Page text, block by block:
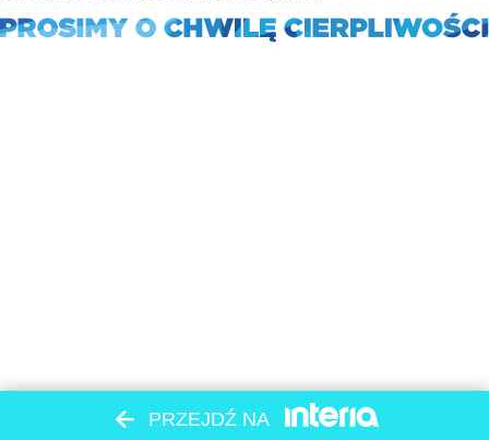
PRZEJDŹ NA